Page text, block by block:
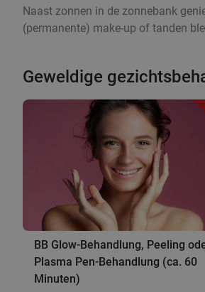
Naast zonnen in de zonnebank
(permanente) make-up of tanden
Geweldige
BB Glow-Behandlung, Peeling
Plasma Pen-Behandlung (ca. 60
Minuten)